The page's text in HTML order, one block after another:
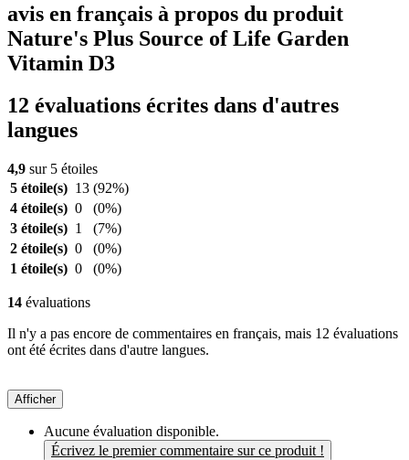
avis en français à propos du produit
Nature's Plus Source of Life Garden
Vitamin D3
12 évaluations écrites dans d'autres
langues
4,9 sur 5 étoiles
5 étoile(s) 13 (92%)
4 étoile(s) 0
(0%)
3 étoile(s) 1
(7%)
2 étoile(s) 0
(0%)
1 étoile(s) 0 (0%)
14 évaluations
Il n'y a pas encore de commentaires en français, mais 12 évaluations
ont été écrites dans d'autre langues.
Afficher
Aucune évaluation disponible.
Écrivez le premier commentaire sur ce produit !